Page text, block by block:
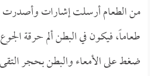
من الطعام أرسلت إشارات وأصدرت
طعاماً، فيكون في البطن ألم حرقة
ضغط على الأمعاء والبطن بحجر